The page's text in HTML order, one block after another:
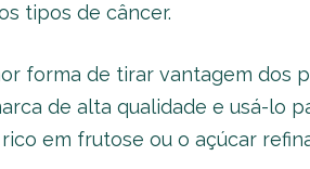
tipos de câncer.
forma de tirar vantagem dos
de alta qualidade e usá-lo
em frutose ou o açúcar